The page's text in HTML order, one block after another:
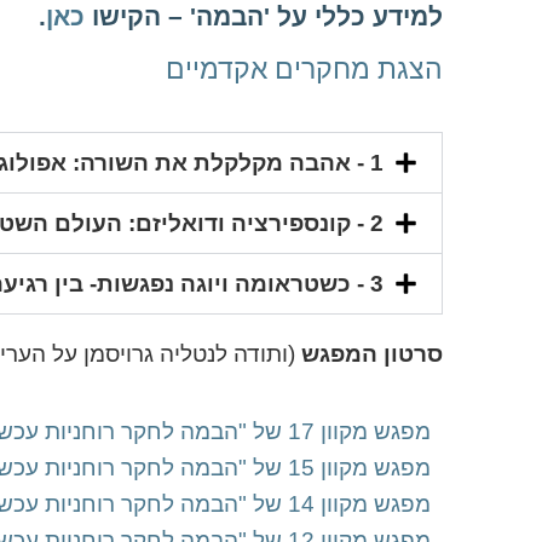
למידע כללי על 'הבמה' – הקישו כאן.
הצגת מחקרים אקדמיים
1 - אהבה מקלקלת את השורה: אפולוגטיקה והזדהות בחקר הדת | בני בית הלחמי
2 - קונספירציה ודואליזם: העולם השטוח ובעיית הרוע | אדם קלין אורון
3 - כשטראומה ויוגה נפגשות- בין רגיעה מנטאלית לשחרור מהסמסרה | הגר שלו
סרטון המפגש (ותודה לנטליה גרויסמן על
מפגש מקוון 17 של "הבמה לחקר רוחניות עכשווית ואלטרנטיבית"
מפגש מקוון 15 של "הבמה לחקר רוחניות עכשווית ואלטרנטיבית"
מפגש מקוון 14 של "הבמה לחקר רוחניות עכשווית ואלטרנטיבית"